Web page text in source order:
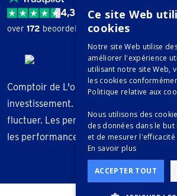
4,3 / 5
over 172 beoordelingen.
Comptoir de L'or ne fournit aucun
investissement. La valeur des métaux
fluctuer. Les performances passées ne
les performances futures.
Ce site Web
cookies
Notre site Web utilise
améliorer l'expérience
utilisant notre site Web,
les cookies
Politique relative aux
Nous utilisons des
des données dans le
et de mesurer
En savoir plus
ACCEPTER TOUT